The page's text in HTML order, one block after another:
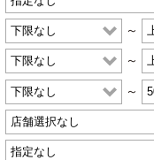
～
～
～